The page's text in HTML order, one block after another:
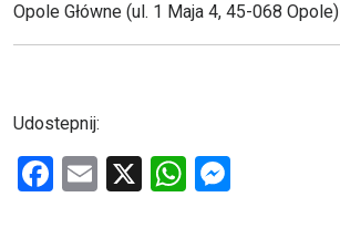
Opole Główne (ul. 1 Maja 4, 45-068 Opole)
Udostepnij:
F
E
X
W